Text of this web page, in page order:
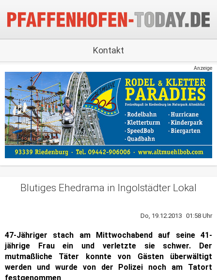
Kontakt
Anzeige
Blutiges Ehedrama in Ingolstädter Lokal
Do, 19.12.2013 01:58 Uhr
47-Jähriger stach am Mittwochabend auf seine 41-
jährige Frau ein und verletzte sie schwer. Der
mutmaßliche Täter konnte von Gästen überwältigt
werden und wurde von der Polizei noch am Tatort
festgenommen